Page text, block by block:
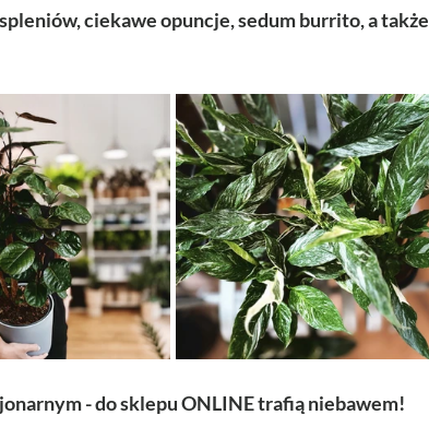
ciekawe opuncje, sedum burrito, a także
- do sklepu ONLINE trafią niebawem!